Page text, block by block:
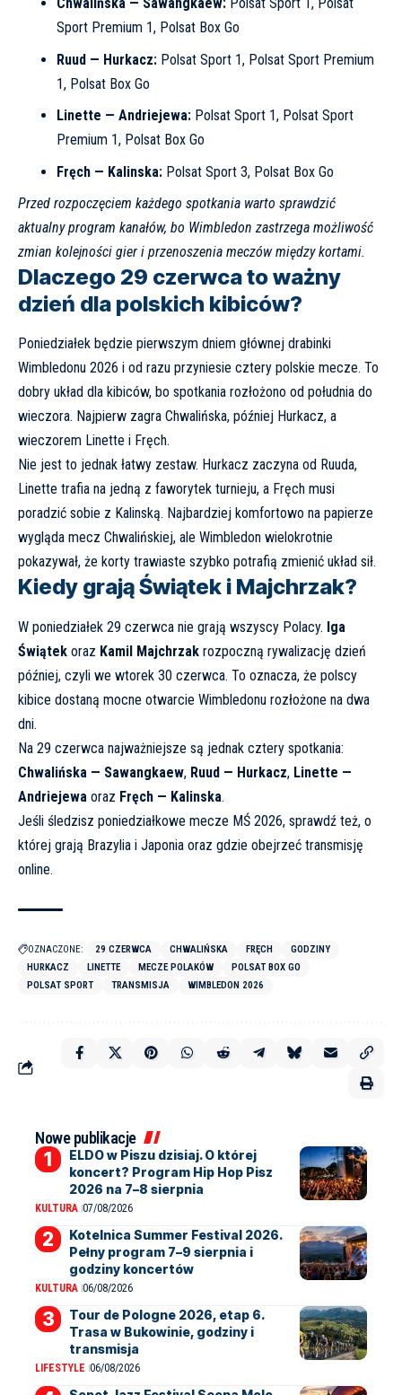
Sport Premium 1, Polsat Box Go
Ruud — Hurkacz:Polsat Sport 1, Polsat Sport Premium
1, Polsat Box Go
Linette — Andriejewa:Polsat Sport 1, Polsat Sport
Premium 1, Polsat Box Go
Fręch — Kalinska:Polsat Sport 3, Polsat Box Go
Przed rozpoczęciem każdego spotkania warto sprawdzić
aktualny program kanałów, bo Wimbledon zastrzega możliwość
zmian kolejności gier i przenoszenia meczów między kortami.
Dlaczego 29 czerwca to ważny
dzień dla polskich kibiców?
Poniedziałek będzie pierwszym dniem głównej drabinki
Wimbledonu 2026 i od razu przyniesie cztery polskie mecze. To
dobry układ dla kibiców, bo spotkania rozłożono od południa do
wieczora. Najpierw zagra Chwalińska, później Hurkacz, a
wieczorem Linette i Fręch.
Nie jest to jednak łatwy zestaw. Hurkacz zaczyna od Ruuda,
Linette trafia na jedną z faworytek turnieju, a Fręch musi
poradzić sobie z Kalinską. Najbardziej komfortowo na papierze
wygląda mecz Chwalińskiej, ale Wimbledon wielokrotnie
pokazywał, że korty trawiaste szybko potrafią zmienić układ sił.
Kiedy grają Świątek i Majchrzak?
W poniedziałek 29 czerwca nie grają wszyscy Polacy. Iga
Świątek oraz Kamil Majchrzak rozpoczną rywalizację dzień
później, czyli we wtorek 30 czerwca. To oznacza, że polscy
kibice dostaną mocne otwarcie Wimbledonu rozłożone na dwa
dni.
Na 29 czerwca najważniejsze są jednak cztery spotkania:
Chwalińska — Sawangkaew, Ruud — Hurkacz, Linette —
Andriejewa oraz Fręch — Kalinska.
Jeśli śledzisz poniedziałkowe mecze MŚ 2026, sprawdź też, o
której grają Brazylia i Japonia oraz gdzie obejrzeć transmisję
online.
OZNACZONE: 29 CZERWCA CHWALIŃSKA FRĘCH
GODZINY
HURKACZ
LINETTE MECZE POLAKÓW
POLSAT BOX GO
POLSAT SPORT
TRANSMISJA WIMBLEDON 2026
Nowe publikacje
ELDO w Piszu dzisiaj. O której
koncert? Program Hip Hop Pisz
2026 na 7–8 sierpnia
KULTURA 07/08/2026
Kotelnica Summer Festival 2026.
Pełny program 7–9 sierpnia i
godziny koncertów
KULTURA 06/08/2026
Tour de Pologne 2026, etap 6.
Trasa w Bukowinie, godziny i
transmisja
LIFESTYLE 06/08/2026